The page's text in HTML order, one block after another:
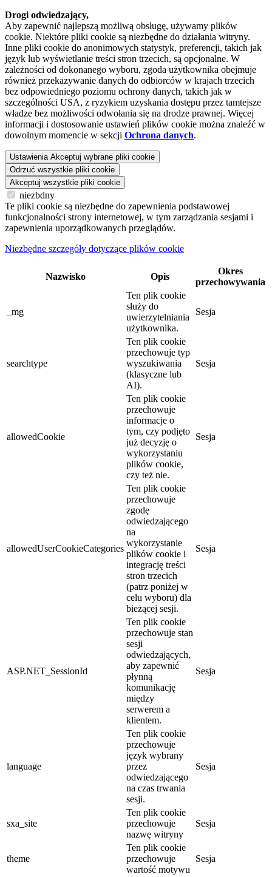
Drogi odwiedzający,
Aby zapewnić najlepszą możliwą obsługę, używamy plików
cookie. Niektóre pliki cookie są niezbędne do działania witryny.
Inne pliki cookie do anonimowych statystyk, preferencji, takich jak
język lub wyświetlanie treści stron trzecich, są opcjonalne. W
zależności od dokonanego wyboru, zgoda użytkownika obejmuje
również przekazywanie danych do odbiorców w krajach trzecich
bez odpowiedniego poziomu ochrony danych, takich jak w
szczególności USA, z ryzykiem uzyskania dostępu przez tamtejsze
władze bez możliwości odwołania się na drodze prawnej. Więcej
informacji i dostosowanie ustawień plików cookie można znaleźć w
dowolnym momencie w sekcji Ochrona danych.
Ustawienia Akceptuj wybrane pliki cookie
Odrzuć wszystkie pliki cookie
Akceptuj wszystkie pliki cookie
niezbdny
Te pliki cookie są niezbędne do zapewnienia podstawowej
funkcjonalności strony internetowej, w tym zarządzania sesjami i
zapewnienia uporządkowanych przeglądów.
Niezbędne szczegóły dotyczące plików cookie
Nazwisko Opis
Okres
przechowywania
_mg
Ten plik cookie
służy do
uwierzytelniania
użytkownika.
Sesja
searchtype
Ten plik cookie
przechowuje typ
wyszukiwania
(klasyczne lub
AI).
Sesja
allowedCookie
Ten plik cookie
przechowuje
informacje o
tym, czy podjęto
już decyzję o
wykorzystaniu
plików cookie,
czy też nie.
Sesja
allowedUserCookieCategories
Ten plik cookie
przechowuje
zgodę
odwiedzającego
na
wykorzystanie
plików cookie i
integrację treści
stron trzecich
(patrz poniżej w
celu wyboru) dla
bieżącej sesji.
Sesja
ASP.NET_SessionId
Ten plik cookie
przechowuje stan
sesji
odwiedzających,
aby zapewnić
płynną
komunikację
między
serwerem a
klientem.
Sesja
language
Ten plik cookie
przechowuje
język wybrany
przez
odwiedzającego
na czas trwania
sesji.
Sesja
sxa_site
Ten plik cookie
przechowuje
nazwę witryny
Sesja
theme
Ten plik cookie
przechowuje
wartość motywu
Sesja